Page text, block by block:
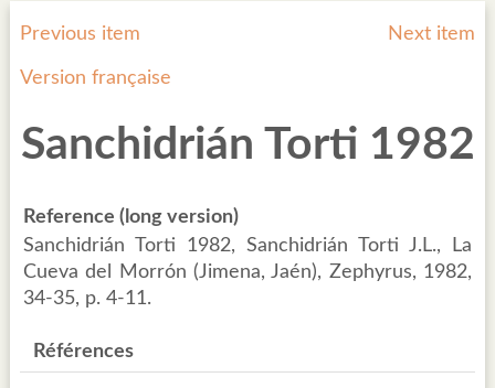
Previous item Next item
Version française
Sanchidrián Torti 1982
Reference (long version)
Sanchidrián Torti 1982, Sanchidrián Torti J.L., La
Cueva del Morrón (Jimena, Jaén), Zephyrus, 1982,
34-35, p. 4-11.
Références